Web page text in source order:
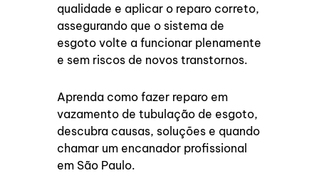
qualidade e aplicar o reparo correto,
assegurando que o sistema de
esgoto volte a funcionar plenamente
e sem riscos de novos transtornos.
Aprenda como fazer reparo em
vazamento de tubulação de esgoto,
descubra causas, soluções e quando
chamar um encanador profissional
em São Paulo.